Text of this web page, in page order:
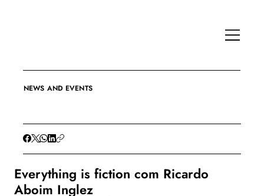
NEWS AND EVENTS
Everything is fiction com Ricardo
Aboim Inglez